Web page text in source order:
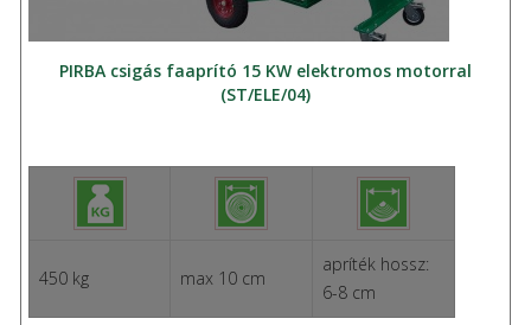
PIRBA csigás faaprító 15 KW elektromos motorral
(ST/ELE/04)
450 kg max 10 cm
apríték hossz:
6-8 cm